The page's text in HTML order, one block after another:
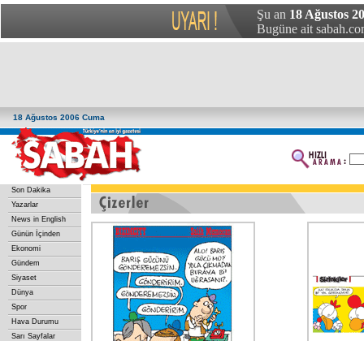
Şu an 18 Ağustos
Bugüne ait
18 Ağustos 2006 Cuma
Son Dakika
Yazarlar
News in English
Günün İçinden
Ekonomi
Gündem
Siyaset
Dünya
Spor
Hava Durumu
Sarı Sayfalar